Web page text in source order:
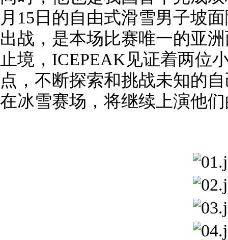
月15日的自由式滑雪男子坡
出战，是本场比赛唯一的亚
止境，ICEPEAK见证着两位
点，不断探索和挑战未知的
在冰雪赛场，将继续上演他